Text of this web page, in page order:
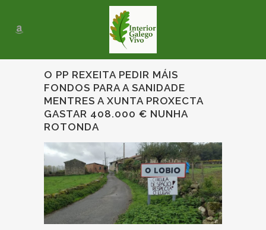
O PP REXEITA PEDIR MÁIS
FONDOS PARA A SANIDADE
MENTRES A XUNTA PROXECTA
GASTAR 408.000 € NUNHA
ROTONDA